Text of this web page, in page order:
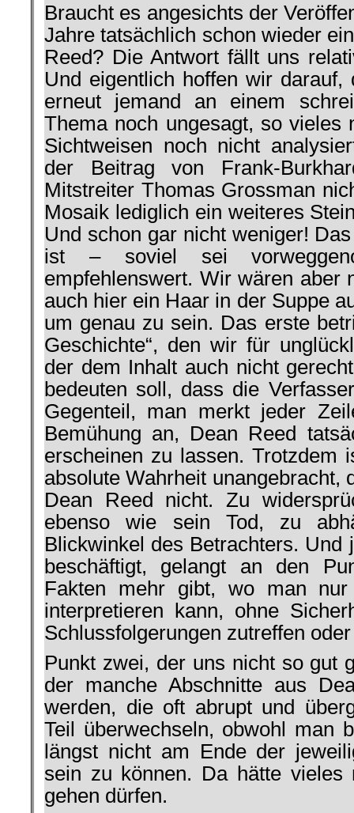
Braucht es angesichts der
Jahre tatsächlich schon wieder
Reed? Die Antwort fällt uns
Und eigentlich hoffen wir
erneut jemand an einem
Thema noch ungesagt, so vieles
Sichtweisen noch nicht
der Beitrag von Frank-
Mitstreiter Thomas Grossman
Mosaik lediglich ein weiteres
Und schon gar nicht weniger!
ist – soviel sei
empfehlenswert. Wir wären aber
auch hier ein Haar in der Suppe
um genau zu sein. Das erste
Geschichte“, den wir für
der dem Inhalt auch nicht
bedeuten soll, dass die
Gegenteil, man merkt jeder
Bemühung an, Dean Reed
erscheinen zu lassen. Trotzdem
absolute Wahrheit unangebracht,
Dean Reed nicht. Zu
ebenso wie sein Tod, zu
Blickwinkel des Betrachters. Und
beschäftigt, gelangt an den
Fakten mehr gibt, wo man
interpretieren kann, ohne
Schlussfolgerungen zutreffen
Punkt zwei, der uns nicht so gut
der manche Abschnitte aus
werden, die oft abrupt und
Teil überwechseln, obwohl man
längst nicht am Ende der
sein zu können. Da hätte
gehen dürfen.